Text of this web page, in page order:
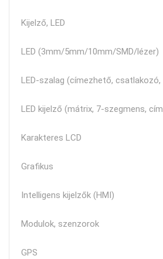
Kijelző, LED
LED (3mm/5mm/10mm/SMD/lézer)
LED-szalag (címezhető,
LED kijelző (mátrix, 7-szegmens,
Karakteres LCD
Grafikus
Intelligens kijelzők (HMI)
Modulok, szenzorok
GPS